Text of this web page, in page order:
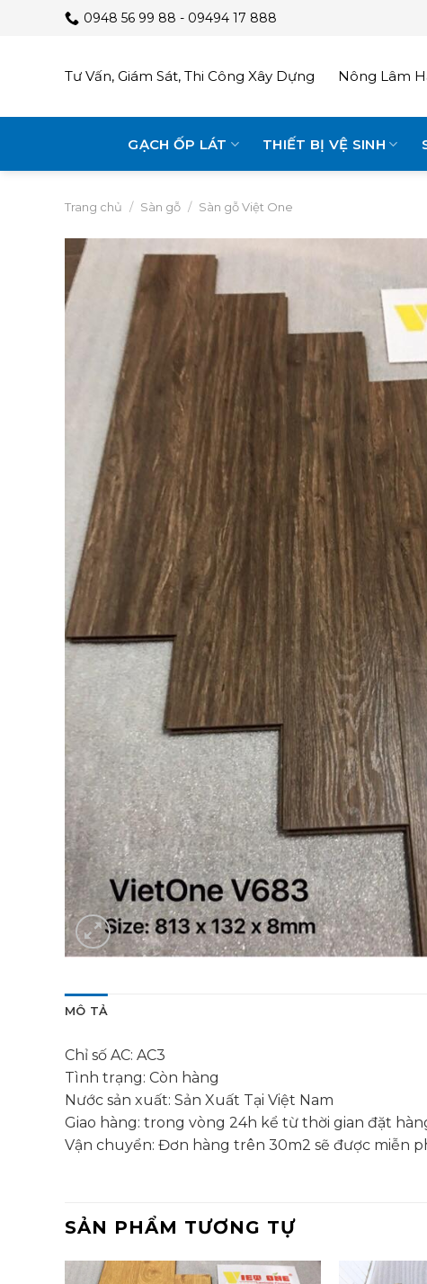
0948 56 99 88 - 09494 17 888
Tư Vấn, Giám Sát, Thi Công Xây Dựng Nông Lâm
GẠCH ỐP LÁT THIẾT BỊ VỆ SINH
Trang chủ / Sàn gỗ / Sàn gỗ Việt One
MÔ TẢ
Chỉ số AC: AC3
Tình trạng: Còn hàng
Nước sản xuất: Sản Xuất Tại Việt Nam
Giao hàng: trong vòng 24h kể từ thời gian đặt
Vận chuyển: Đơn hàng trên 30m2 sẽ được miễn
SẢN PHẨM TƯƠNG TỰ